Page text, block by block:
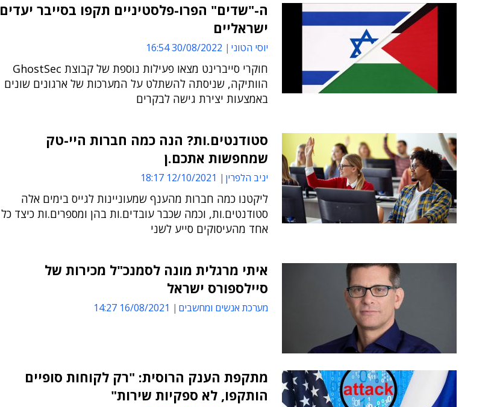
ה-"שדים" הפרו-פלסטיניים תקפו בסייבר יעדים
ישראליים
יוסי הטוני 30/08/2022 16:54
חוקרי סייברינט מצאו פעילות נוספת של קבוצת GhostSec
הוותיקה, שניסתה להשתלט על המערכות של ארגונים שונים
באמצעות יצירת גישה לבקרים
סטודנטים.ות? הנה כמה חברות היי-טק
שמחפשות אתכם.ן
יניב הלפרין 12/10/2021 18:17
ליקטנו כמה חברות מהענף שמעוניינות לגייס בימים אלה
סטודנטים.ות, וכמה שכבר עובדים.ות בהן ומספרים.ות כיצד כל
אחד מהעיסוקים סייע לשני
איתי מרגלית מונה לסמנכ"ל מכירות של
סיילספורס ישראל
מערכת אנשים ומחשבים 16/08/2021 14:27
מתקפת הענק הרוסית: "רק לקוחות סופיים
הותקפו, לא ספקיות שירות"